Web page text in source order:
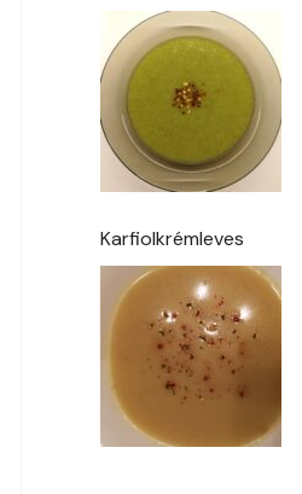
Karfiolkrémleves